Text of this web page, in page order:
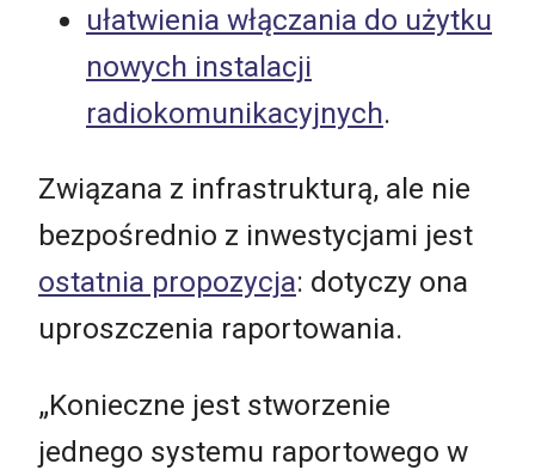
ułatwienia włączania do użytku
nowych instalacji
radiokomunikacyjnych.
Związana z infrastrukturą, ale nie
bezpośrednio z inwestycjami jest
ostatnia propozycja: dotyczy ona
uproszczenia raportowania.
„Konieczne jest stworzenie
jednego systemu raportowego w